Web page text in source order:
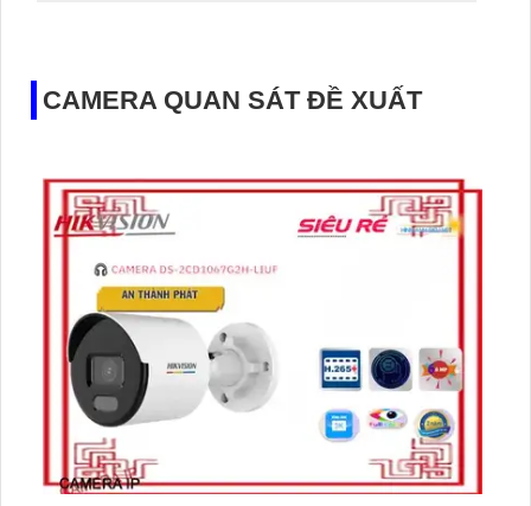
CAMERA QUAN SÁT ĐỀ XUẤT